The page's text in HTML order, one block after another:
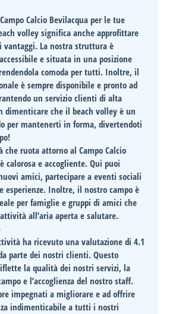
Campo Calcio Bevilacqua per le tue
volley significa anche approfittare
vantaggi. La nostra struttura è
e situata in una posizione
comoda per tutti. Inoltre, il
è sempre disponibile e pronto ad
un servizio clienti di alta
dimenticare che il beach volley è un
per mantenerti in forma, divertendoti
che ruota attorno alCampo Calcio
è calorosa e accogliente. Qui puoi
amici, partecipare a eventi sociali
esperienze. Inoltre, il nostro campo è
per famiglie e gruppi di amici che
all’aria aperta e salutare.
ha ricevuto una valutazione di4.1
parte dei nostri clienti. Questo
la qualità dei nostri servizi, la
e l’accoglienza del nostro staff.
impegnati a migliorare e ad offrire
indimenticabile a tutti i nostri